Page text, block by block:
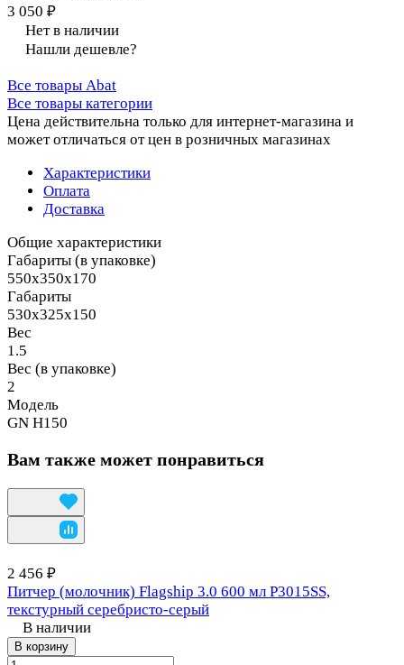
3 050 ₽
Нет в наличии
Нашли дешевле?
Все товары Abat
Все товары категории
Цена действительна только для интернет-магазина и
может отличаться от цен в розничных магазинах
Характеристики
Оплата
Доставка
Общие характеристики
Габариты (в упаковке)
550х350х170
Габариты
530х325х150
Вес
1.5
Вес (в упаковке)
2
Модель
GN Н150
Вам также может понравиться
2 456 ₽
Питчер (молочник) Flagship 3.0 600 мл P3015SS,
текстурный серебристо-серый
В наличии
В корзину